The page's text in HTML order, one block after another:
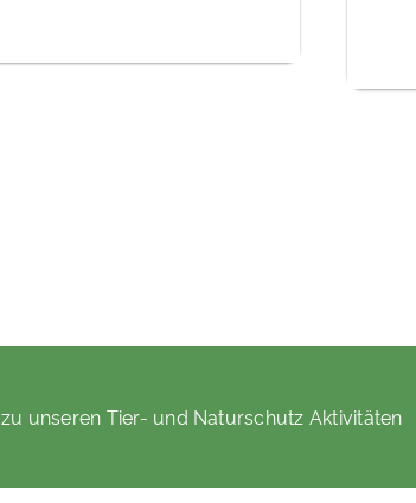
unseren Tier- und Naturschutz Aktivitäten